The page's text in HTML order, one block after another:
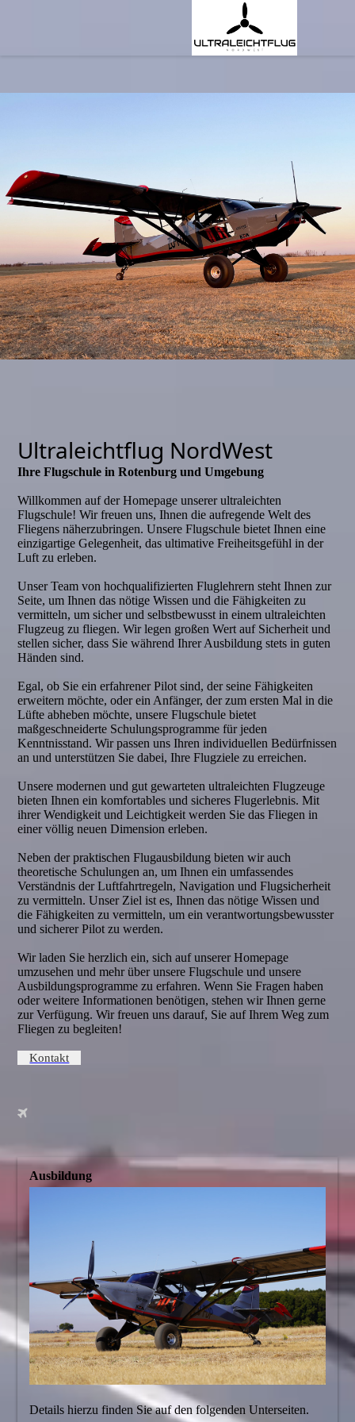
Ultraleichtflug NordWest
Ihre Flugschule in Rotenburg und Umgebung
Willkommen auf der Homepage unserer ultraleichten
Flugschule! Wir freuen uns, Ihnen die aufregende Welt des
Fliegens näherzubringen. Unsere Flugschule bietet Ihnen eine
einzigartige Gelegenheit, das ultimative Freiheitsgefühl in der
Luft zu erleben.
Unser Team von hochqualifizierten Fluglehrern steht Ihnen zur
Seite, um Ihnen das nötige Wissen und die Fähigkeiten zu
vermitteln, um sicher und selbstbewusst in einem ultraleichten
Flugzeug zu fliegen. Wir legen großen Wert auf Sicherheit und
stellen sicher, dass Sie während Ihrer Ausbildung stets in guten
Händen sind.
Egal, ob Sie ein erfahrener Pilot sind, der seine Fähigkeiten
erweitern möchte, oder ein Anfänger, der zum ersten Mal in die
Lüfte abheben möchte, unsere Flugschule bietet
maßgeschneiderte Schulungsprogramme für jeden
Kenntnisstand. Wir passen uns Ihren individuellen Bedürfnissen
an und unterstützen Sie dabei, Ihre Flugziele zu erreichen.
Unsere modernen und gut gewarteten ultraleichten Flugzeuge
bieten Ihnen ein komfortables und sicheres Flugerlebnis. Mit
ihrer Wendigkeit und Leichtigkeit werden Sie das Fliegen in
einer völlig neuen Dimension erleben.
Neben der praktischen Flugausbildung bieten wir auch
theoretische Schulungen an, um Ihnen ein umfassendes
Verständnis der Luftfahrtregeln, Navigation und Flugsicherheit
zu vermitteln. Unser Ziel ist es, Ihnen das nötige Wissen und
die Fähigkeiten zu vermitteln, um ein verantwortungsbewusster
und sicherer Pilot zu werden.
Wir laden Sie herzlich ein, sich auf unserer Homepage
umzusehen und mehr über unsere Flugschule und unsere
Ausbildungsprogramme zu erfahren. Wenn Sie Fragen haben
oder weitere Informationen benötigen, stehen wir Ihnen gerne
zur Verfügung. Wir freuen uns darauf, Sie auf Ihrem Weg zum
Fliegen zu begleiten!
Kontakt
Ausbildung
Details hierzu finden Sie auf den folgenden Unterseiten.